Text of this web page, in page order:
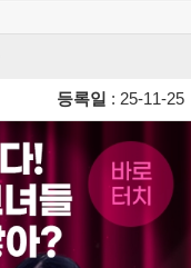
등록일 : 25-11-25